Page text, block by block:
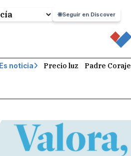
Seguir en Discover
Es noticia Precio luz Padre Coraje